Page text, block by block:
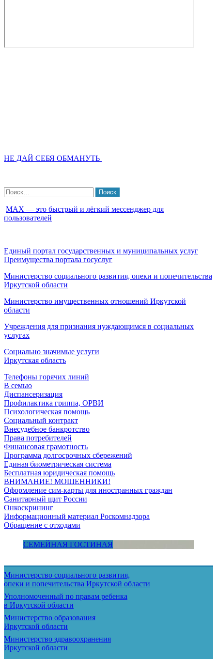
НЕ ДАЙ СЕБЯ ОБМАНУТЬ
Найти:
МАХ — это быстрый и лёгкий мессенджер для
пользователей
Единый портал государственных и муниципальных услуг
Преимущества портала госуслуг
Министерство социального развития, опеки и попечительства
Иркутской области
Министерство имущественных отношений Иркутской
области
Учреждения для признания нуждающимся в социальных
услугах
Социально значимые услуги
Иркутская область
Телефоны горячих линий
В семью
Диспансеризация
Профилактика гриппа, ОРВИ
Психологическая помощь
Социальный контракт
Внесудебное банкротство
Права потребителей
Финансовая грамотность
Программа долгосрочных сбережений
Единая биометрическая система
Бесплатная юридическая помощь
ВНИМАНИЕ! МОШЕННИКИ!
Оформление сим-карты для иностранных граждан
Санитарный щит России
Онкоскрининг
Информационный материал Роскомнадзора
Обращение с отходами
СЕМЕЙНАЯ ГОСТИНАЯ
Министерство социального развития,
опеки и попечительства Иркутской области
Уполномоченный по правам ребенка
в Иркутской области
Министерство образования
Иркутской области
Министерство здравоохранения
Иркутской области